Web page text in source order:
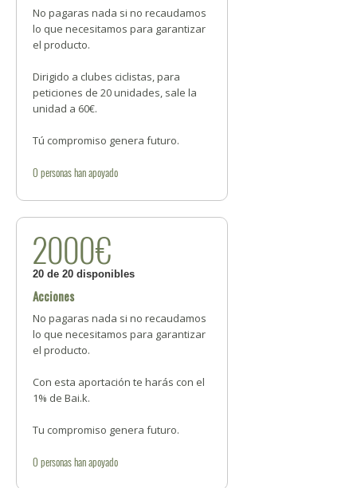
No pagaras nada si no recaudamos
lo que necesitamos para garantizar
el producto.
Dirigido a clubes ciclistas, para
peticiones de 20 unidades, sale la
unidad a 60€.
Tú compromiso genera futuro.
0 personashan apoyado
2000€
20 de 20 disponibles
Acciones
No pagaras nada si no recaudamos
lo que necesitamos para garantizar
el producto.
Con esta aportación te harás con el
1% de Bai.k.
Tu compromiso genera futuro.
0 personashan apoyado